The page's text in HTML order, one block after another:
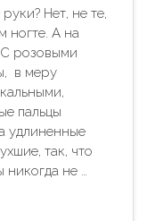
Нет, не те,
ногте. А на
розовыми
в меру
пальцы
удлиненные
так, что
не …